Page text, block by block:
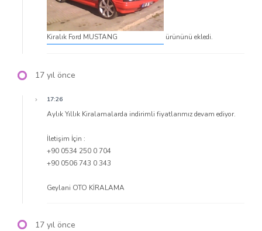
Kiralık Ford MUSTANG ürününü ekledi.
17 yıl önce
17:26
Aylık Yıllık Kiralamalarda indirimli fiyatlarımız devam ediyor.
İletişim İçin :
+90 0534 250 0 704
+90 0506 743 0 343
Geylani OTO KİRALAMA
17 yıl önce